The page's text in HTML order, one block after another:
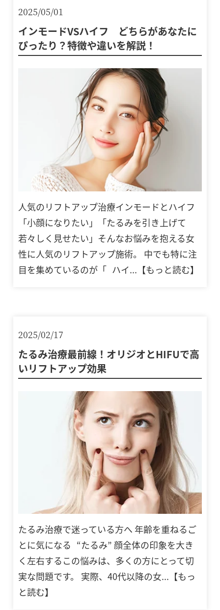
2025/05/01
インモードVSハイフ どちらがあなたに
ぴったり？特徴や違いを解説！
人気のリフトアップ治療インモードとハイフ
「小顔になりたい」「たるみを引き上げて
若々しく見せたい」そんなお悩みを抱える女
性に人気のリフトアップ施術。 中でも特に注
目を集めているのが「 ハイ...【もっと読む】
2025/02/17
たるみ治療最前線！オリジオとHIFUで高
いリフトアップ効果
たるみ治療で迷っている方へ 年齢を重ねるご
とに気になる “たるみ” 顔全体の印象を大き
く左右するこの悩みは、多くの方にとって切
実な問題です。 実際、40代以降の女...【もっ
と読む】